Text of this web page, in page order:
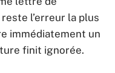
l’erreur la plus
immédiatement un
finit ignorée.